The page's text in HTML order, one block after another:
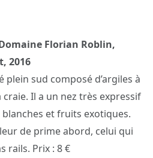
Florian Roblin,
2016
plein sud composé d’argiles à
Il a un nez très expressif
et fruits exotiques.
de prime abord, celui qui
rails. Prix : 8 €